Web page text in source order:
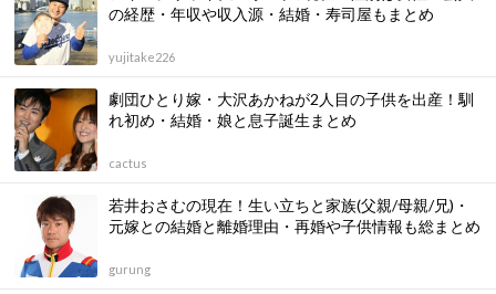
の経歴・年収や収入源・結婚・寿司屋もまとめ
yujitake226
劇団ひとり嫁・大沢あかねが2人目の子供を出産！馴
れ初め・結婚・娘と息子誕生まとめ
cactus
若井おさむの現在！生い立ちと家族(父親/母親/兄)・
元嫁との結婚と離婚理由・再婚や子供情報も総まとめ
gurung